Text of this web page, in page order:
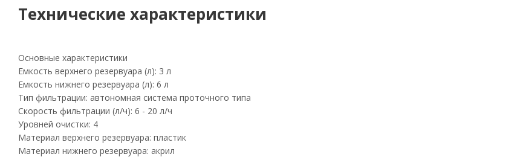
Технические характеристики
Основные характеристики
Емкость верхнего резервуара (л): 3 л
Емкость нижнего резервуара (л): 6 л
Тип фильтрации: автономная система проточного типа
Скорость фильтрации (л/ч): 6 - 20 л/ч
Уровней очистки: 4
Материал верхнего резервуара: пластик
Материал нижнего резервуара: акрил